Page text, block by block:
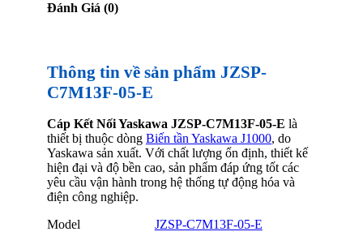
Đánh Giá (0)
Thông tin về sản phẩm JZSP-
C7M13F-05-E
Cáp Kết Nối Yaskawa JZSP-C7M13F-05-E là
thiết bị thuộc dòng Biến tần Yaskawa J1000, do
Yaskawa sản xuất. Với chất lượng ổn định, thiết kế
hiện đại và độ bền cao, sản phẩm đáp ứng tốt các
yêu cầu vận hành trong hệ thống tự động hóa và
điện công nghiệp.
Model
JZSP-C7M13F-05-E